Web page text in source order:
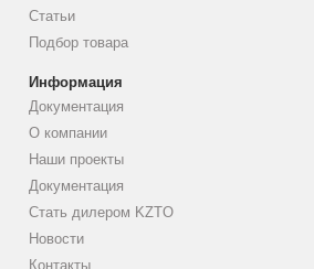
Статьи
Подбор товара
Информация
Документация
О компании
Наши проекты
Документация
Стать дилером KZTO
Новости
Контакты